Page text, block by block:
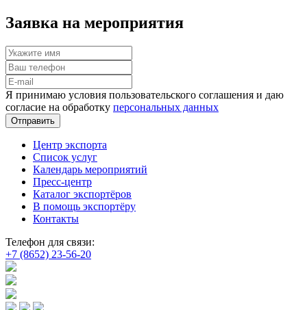
Заявка на мероприятия
Я принимаю условия пользовательского соглашения и даю
согласие на обработку персональных данных
Отправить
Центр экспорта
Список услуг
Календарь мероприятий
Пресс-центр
Каталог экспортёров
В помощь экспортёру
Контакты
Телефон для связи:
+7 (8652) 23-56-20